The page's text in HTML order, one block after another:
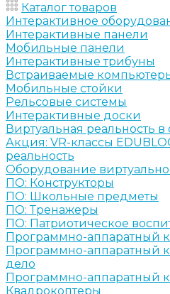
Каталог товаров
Интерактивное
Интерактивные панели
Мобильные панели
Интерактивные трибуны
Встраиваемые
Мобильные стойки
Рельсовые системы
Интерактивные доски
Виртуальная реальность в
Акция: VR-классы
реальность
Оборудование
ПО: Конструкторы
ПО: Школьные предметы
ПО: Тренажеры
ПО: Патриотическое
Программно-аппаратный
Программно-аппаратный
дело
Программно-аппаратный
Квадрокоптеры